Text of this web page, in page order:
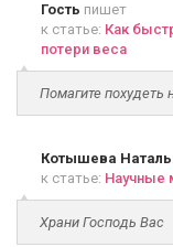
Гость пишет
к статье: Как
потери веса
Помагите похудеть
Котышева
к статье: Научные
Храни Господь Вас